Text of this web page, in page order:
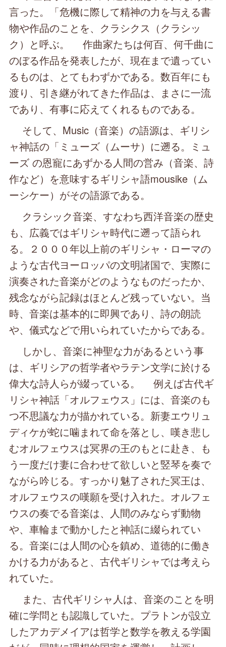
言った。「危機に際して精神の力を与える書
物や作品のことを、クラシクス（クラシッ
ク）と呼ぶ。 作曲家たちは何百、何千曲に
のぼる作品を発表したが、現在まで遺ってい
るものは、とてもわずかである。数百年にも
渡り、引き継がれてきた作品は、まさに一流
であり、有事に応えてくれるものである。
そして、Music（音楽）の語源は、ギリシ
ャ神話の「ミューズ（ムーサ）に遡る。ミュ
ーズ の恩寵にあずかる人間の営み（音楽、詩
作など）を意味するギリシャ語mousike（ム
ーシケー）がその語源である。
クラシック音楽、すなわち西洋音楽の歴史
も、広義ではギリシャ時代に遡って語られ
る。２０００年以上前のギリシャ・ローマの
ような古代ヨーロッパの文明諸国で、実際に
演奏された音楽がどのようなものだったか、
残念ながら記録はほとんど残っていない。当
時、音楽は基本的に即興であり、詩の朗読
や、儀式などで用いられていたからである。
しかし、音楽に神聖な力があるという事
は、ギリシアの哲学者やラテン文学に於ける
偉大な詩人らが綴っている。 例えば古代ギ
リシャ神話「オルフェウス」には、音楽のも
つ不思議な力が描かれている。新妻エウリュ
ディケが蛇に噛まれて命を落とし、嘆き悲し
むオルフェウスは冥界の王のもとに赴き、も
う一度だけ妻に合わせて欲しいと竪琴を奏で
ながら吟じる。すっかり魅了された冥王は、
オルフェウスの嘆願を受け入れた。オルフェ
ウスの奏でる音楽は、人間のみならず動物
や、車輪まで動かしたと神話に綴られてい
る。音楽には人間の心を鎮め、道徳的に働き
かける力があると、古代ギリシャでは考えら
れていた。
また、古代ギリシャ人は、音楽のことを明
確に学問とも認識していた。プラトンが設立
したアカデメイアは哲学と数学を教える学園